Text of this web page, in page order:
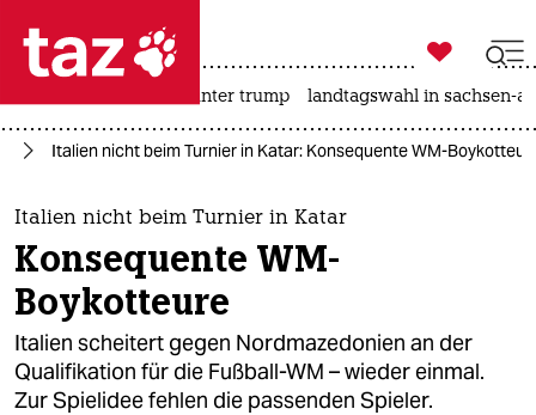
 taz zahl ich
taz zahl ich
themen
politik
öko
gesellschaft

taz zahl ich
usa unter trump landtagswahl in sachsen-
Italien nicht beim Turnier in Katar: Konsequente WM-
Italien nicht beim Turnier in Katar
Konsequente WM-
Boykotteure
Italien scheitert gegen Nordmazedonien an der
Qualifikation für die Fußball-WM – wieder einmal.
Zur Spielidee fehlen die passenden Spieler.